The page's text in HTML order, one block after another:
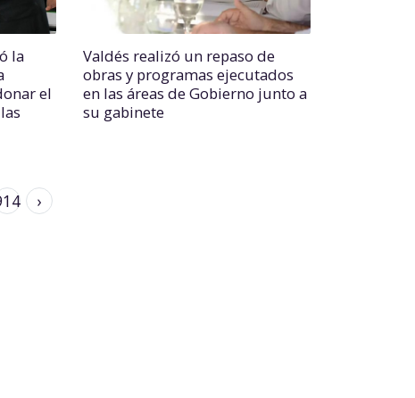
la
el
Valdés realizó un repaso de
obras y programas ejecutados
en las áreas de Gobierno junto a
su gabinete
›